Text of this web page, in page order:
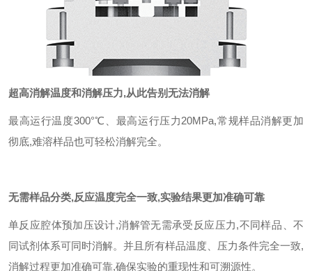
超高消解温度和消解压力,从此告别无法消解
最高运行温度300°℃、最高运行压力20MPa,常规样品消解更加
彻底,难溶样品也可轻松消解完全。
无需样品分类,反应温度完全一致,实验结果更加准确可靠
单反应腔体预加压设计,消解管无需承受反应压力,不同样品、不
同试剂体系可同时消解。并且所有样品温度、压力条件完全一致,
消解过程更加准确可靠,确保实验的重现性和可溯源性。